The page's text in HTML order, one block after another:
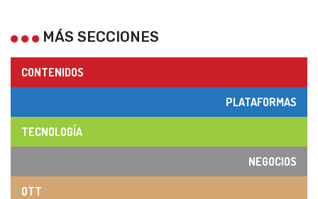
MÁS SECCIONES
CONTENIDOS
PLATAFORMAS
TECNOLOGÍA
NEGOCIOS
OTT